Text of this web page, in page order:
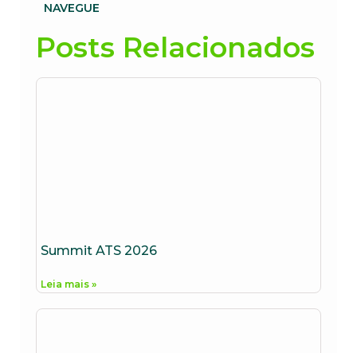
NAVEGUE
Posts Relacionados
Summit ATS 2026
Leia mais »